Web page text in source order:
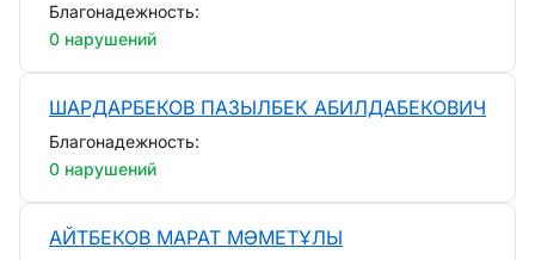
Благонадежность:
0 нарушений
ШАРДАРБЕКОВ ПАЗЫЛБЕК АБИЛДАБЕКОВИЧ
Благонадежность:
0 нарушений
АЙТБЕКОВ МАРАТ МӘМЕТҰЛЫ